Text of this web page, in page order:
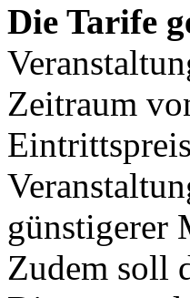
Die Tarife
Zeitraum
günstigerer
Zudem soll